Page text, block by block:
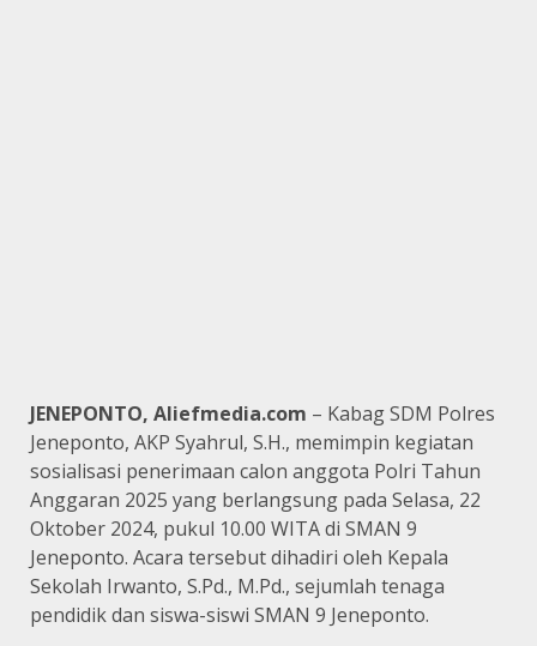
JENEPONTO, Aliefmedia.com – Kabag SDM Polres
Jeneponto, AKP Syahrul, S.H., memimpin kegiatan
sosialisasi penerimaan calon anggota Polri Tahun
Anggaran 2025 yang berlangsung pada Selasa, 22
Oktober 2024, pukul 10.00 WITA di SMAN 9
Jeneponto. Acara tersebut dihadiri oleh Kepala
Sekolah Irwanto, S.Pd., M.Pd., sejumlah tenaga
pendidik dan siswa-siswi SMAN 9 Jeneponto.